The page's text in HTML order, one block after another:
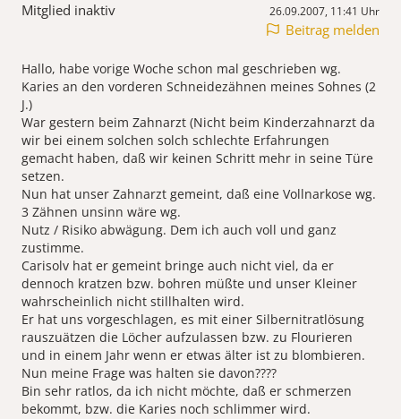
Mitglied inaktiv 26.09.2007, 11:41 Uhr
Beitrag melden
Hallo, habe vorige Woche schon mal geschrieben wg.
Karies an den vorderen Schneidezähnen meines Sohnes (2
J.)
War gestern beim Zahnarzt (Nicht beim Kinderzahnarzt da
wir bei einem solchen solch schlechte Erfahrungen
gemacht haben, daß wir keinen Schritt mehr in seine Türe
setzen.
Nun hat unser Zahnarzt gemeint, daß eine Vollnarkose wg.
3 Zähnen unsinn wäre wg.
Nutz / Risiko abwägung. Dem ich auch voll und ganz
zustimme.
Carisolv hat er gemeint bringe auch nicht viel, da er
dennoch kratzen bzw. bohren müßte und unser Kleiner
wahrscheinlich nicht stillhalten wird.
Er hat uns vorgeschlagen, es mit einer Silbernitratlösung
rauszuätzen die Löcher aufzulassen bzw. zu Flourieren
und in einem Jahr wenn er etwas älter ist zu blombieren.
Nun meine Frage was halten sie davon????
Bin sehr ratlos, da ich nicht möchte, daß er schmerzen
bekommt, bzw. die Karies noch schlimmer wird.